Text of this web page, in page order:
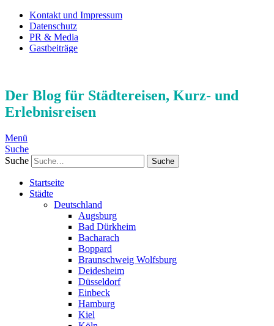
Kontakt und Impressum
Datenschutz
PR & Media
Gastbeiträge
Der Blog für Städtereisen, Kurz- und
Erlebnisreisen
Menü
Suche
Suche
Startseite
Städte
Deutschland
Augsburg
Bad Dürkheim
Bacharach
Boppard
Braunschweig Wolfsburg
Deidesheim
Düsseldorf
Einbeck
Hamburg
Kiel